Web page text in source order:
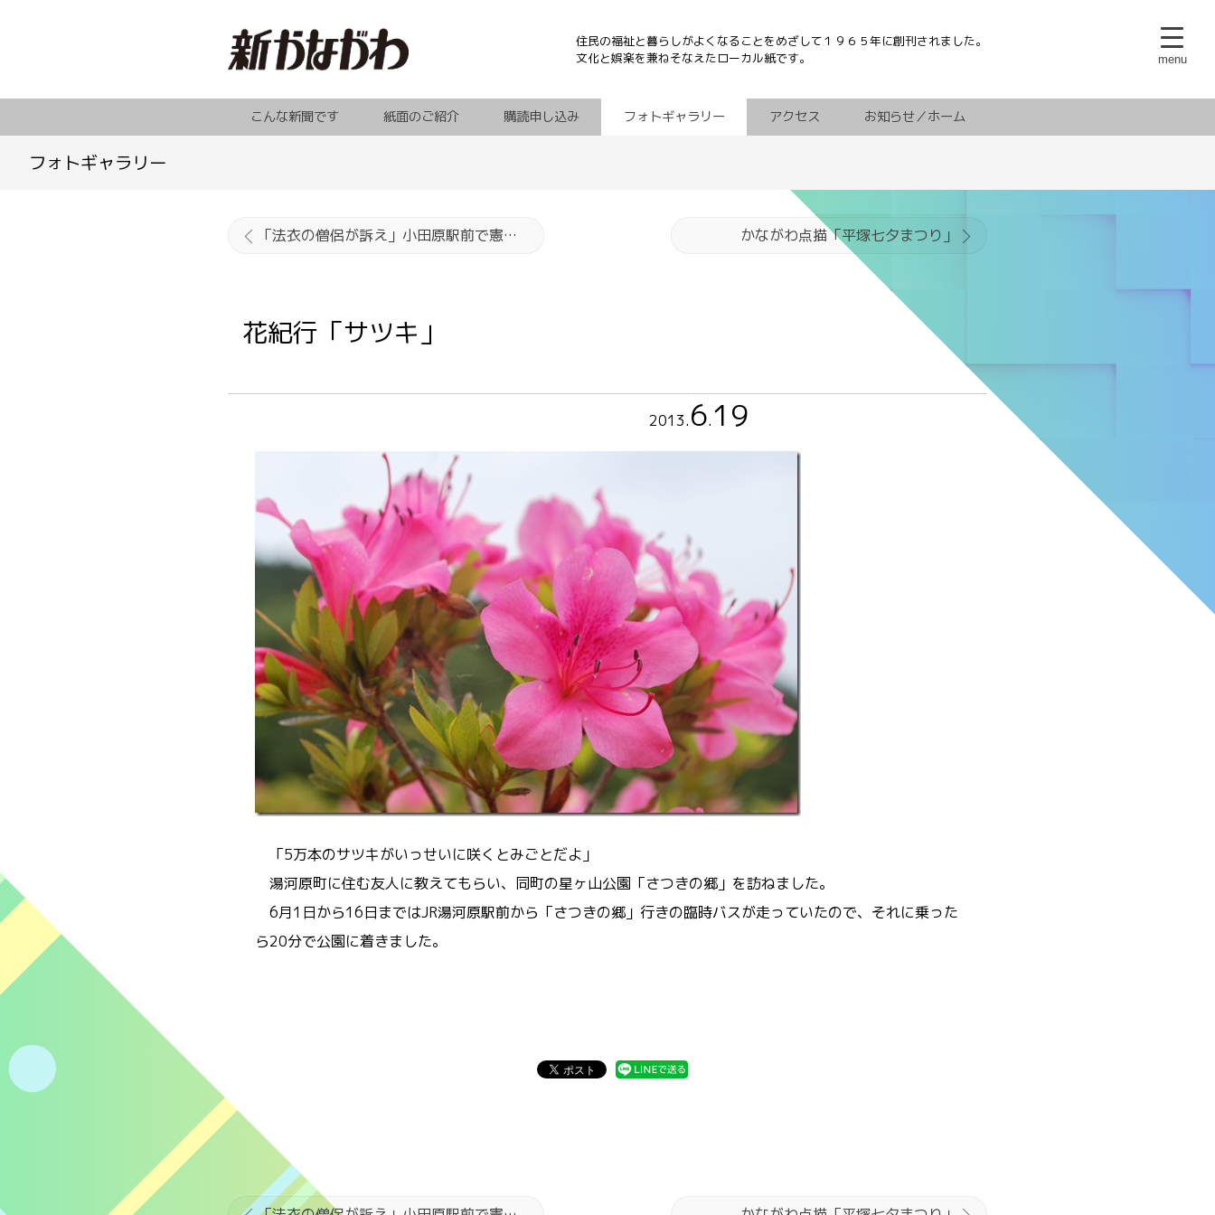
menu
住民の福祉と暮らしがよくなることをめざして１９６５年に創刊されました。
文化と娯楽を兼ねそなえたローカル紙です。
こんな新聞です 紙面のご紹介 購読申し込み フォトギャラリー アクセス お知らせ／ホーム
フォトギャラリー
「法衣の僧侶が訴え」小田原駅前で憲法改悪反対の”9の日”大行動 かながわ点描「平塚七夕まつり」
花紀行「サツキ」
2013.6.19
「5万本のサツキがいっせいに咲くとみごとだよ」
湯河原町に住む友人に教えてもらい、同町の星ヶ山公園「さつきの郷」を訪ねました。
6月1日から16日まではJR湯河原駅前から「さつきの郷」行きの臨時バスが走っていたので、それに乗った
ら20分で公園に着きました。